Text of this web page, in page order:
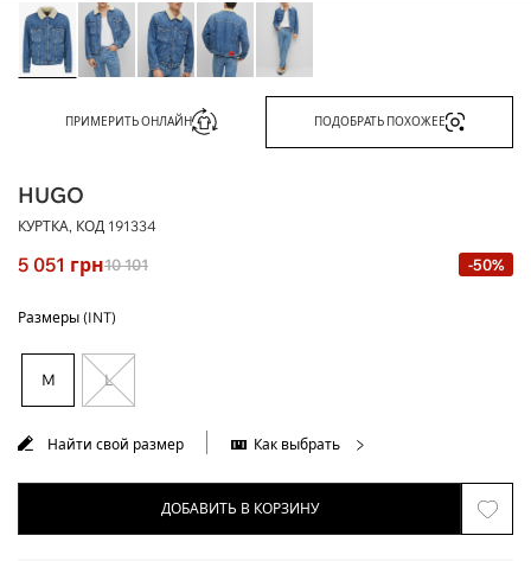
ПРИМЕРИТЬ ОНЛАЙН ПОДОБРАТЬ ПОХОЖЕЕ
HUGO
КУРТКА, КОД 191334
5 051 грн10 101 -50%
Размеры (INT)
M L
Найти свой размер Как выбрать
ДОБАВИТЬ В КОРЗИНУ